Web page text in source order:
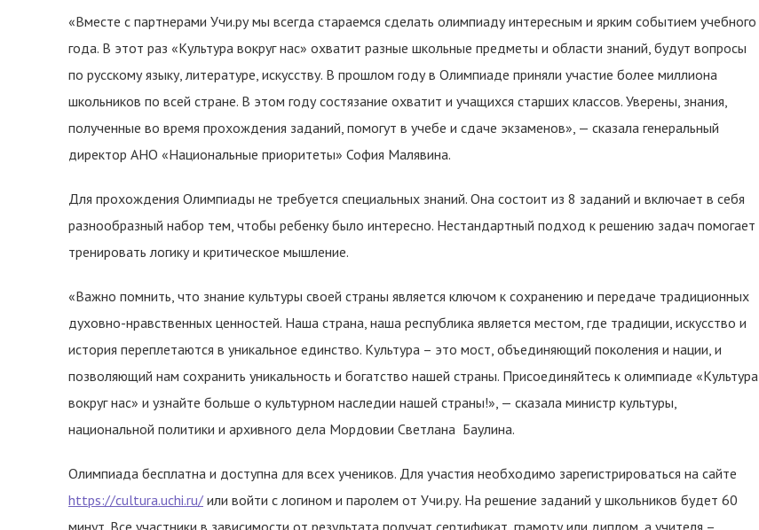
«Вместе с партнерами Учи.ру мы всегда стараемся сделать олимпиаду интересным и ярким событием учебного
года. В этот раз «Культура вокруг нас» охватит разные школьные предметы и области знаний, будут вопросы
по русскому языку, литературе, искусству. В прошлом году в Олимпиаде приняли участие более миллиона
школьников по всей стране. В этом году состязание охватит и учащихся старших классов. Уверены, знания,
полученные во время прохождения заданий, помогут в учебе и сдаче экзаменов», — сказала генеральный
директор АНО «Национальные приоритеты» София Малявина.
Для прохождения Олимпиады не требуется специальных знаний. Она состоит из 8 заданий и включает в себя
разнообразный набор тем, чтобы ребенку было интересно. Нестандартный подход к решению задач помогает
тренировать логику и критическое мышление.
«Важно помнить, что знание культуры своей страны является ключом к сохранению и передаче традиционных
духовно-нравственных ценностей. Наша страна, наша республика является местом, где традиции, искусство и
история переплетаются в уникальное единство. Культура – это мост, объединяющий поколения и нации, и
позволяющий нам сохранить уникальность и богатство нашей страны. Присоединяйтесь к олимпиаде «Культура
вокруг нас» и узнайте больше о культурном наследии нашей страны!», — сказала министр культуры,
национальной политики и архивного дела Мордовии Светлана Баулина.
Олимпиада бесплатна и доступна для всех учеников. Для участия необходимо зарегистрироваться на сайте
https://cultura.uchi.ru/ или войти с логином и паролем от Учи.ру. На решение заданий у школьников будет 60
минут. Все участники в зависимости от результата получат сертификат, грамоту или диплом, а учителя –